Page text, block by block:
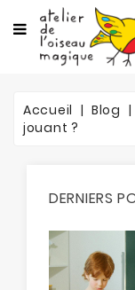
CATÉGORIES
MATIÈRES
Accueil Blog
jouant ?
DERNIERS